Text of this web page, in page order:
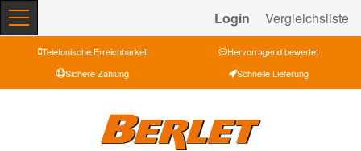
Login Vergleichsliste
Telefonische Erreichbarkeit
Hervorragend bewertet
Sichere Zahlung
Schnelle Lieferung